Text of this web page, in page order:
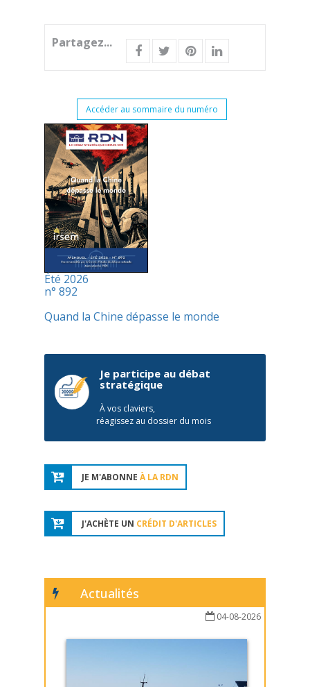
Partagez...
Accéder au sommaire du numéro
Été 2026
n° 892
Quand la Chine dépasse le monde
Je participe au débat
stratégique
À vos claviers,
réagissez au dossier du mois
JE M'ABONNE À LA RDN
J'ACHÈTE UN CRÉDIT D'ARTICLES
Actualités
04-08-2026